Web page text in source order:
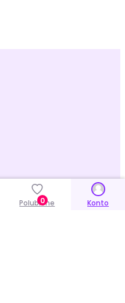
Polubione
0 Konto